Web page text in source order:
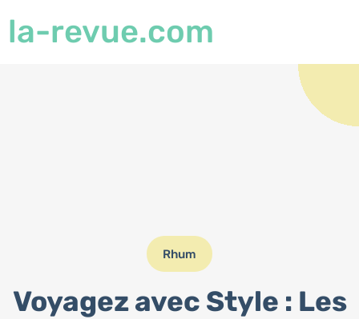
la-revue.com
Rhum
Voyagez avec Style : Les